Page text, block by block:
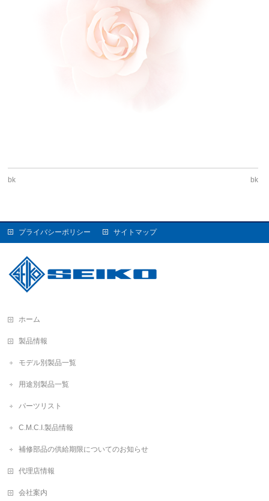
bk bk
プライバシーポリシー サイトマップ
ホーム
製品情報
モデル別製品一覧
用途別製品一覧
パーツリスト
C.M.C.I.製品情報
補修部品の供給期限についてのお知らせ
代理店情報
会社案内